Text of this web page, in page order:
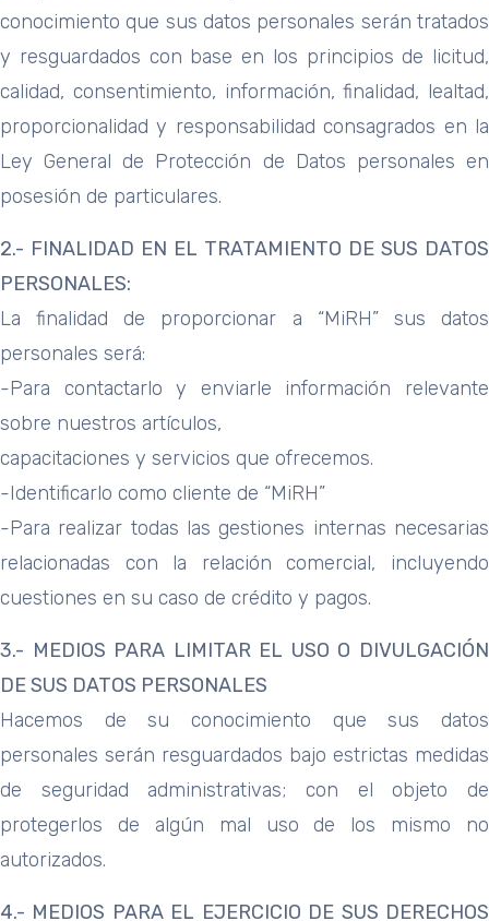
conocimiento que sus datos personales serán tratados
y resguardados con base en los principios de licitud,
calidad, consentimiento, información, finalidad, lealtad,
proporcionalidad y responsabilidad consagrados en la
Ley General de Protección de Datos personales en
posesión de particulares.
2.- FINALIDAD EN EL TRATAMIENTO DE SUS DATOS
PERSONALES:
La finalidad de proporcionar a “MiRH” sus datos
personales será:
-Para contactarlo y enviarle información relevante
sobre nuestros artículos,
capacitaciones y servicios que ofrecemos.
-Identificarlo como cliente de “MiRH”
-Para realizar todas las gestiones internas necesarias
relacionadas con la relación comercial, incluyendo
cuestiones en su caso de crédito y pagos.
3.- MEDIOS PARA LIMITAR EL USO O DIVULGACIÓN
DE SUS DATOS PERSONALES
Hacemos de su conocimiento que sus datos
personales serán resguardados bajo estrictas medidas
de seguridad administrativas; con el objeto de
protegerlos de algún mal uso de los mismo no
autorizados.
4.- MEDIOS PARA EL EJERCICIO DE SUS DERECHOS